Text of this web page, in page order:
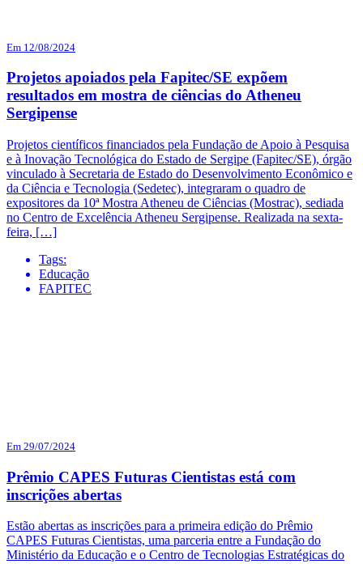
Em 12/08/2024
Projetos apoiados pela Fapitec/SE expõem
resultados em mostra de ciências do Atheneu
Sergipense
Projetos científicos financiados pela Fundação de Apoio à Pesquisa
e à Inovação Tecnológica do Estado de Sergipe (Fapitec/SE), órgão
vinculado à Secretaria de Estado do Desenvolvimento Econômico e
da Ciência e Tecnologia (Sedetec), integraram o quadro de
expositores da 10ª Mostra Atheneu de Ciências (Mostrac), sediada
no Centro de Excelência Atheneu Sergipense. Realizada na sexta-
feira, […]
Tags:
Educação
FAPITEC
Em 29/07/2024
Prêmio CAPES Futuras Cientistas está com
inscrições abertas
Estão abertas as inscrições para a primeira edição do Prêmio
CAPES Futuras Cientistas, uma parceria entre a Fundação do
Ministério da Educação e o Centro de Tecnologias Estratégicas do